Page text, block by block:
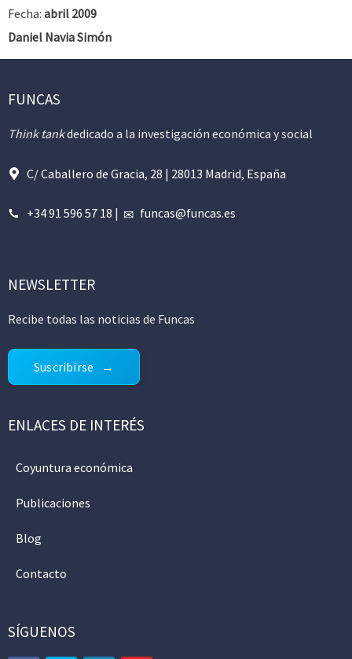
Fecha: abril 2009
Daniel Navia Simón
FUNCAS
Think tankdedicado a la investigación económica y social
C/ Caballero de Gracia, 28 | 28013 Madrid, España
+34 91 596 57 18 | funcas@funcas.es
NEWSLETTER
Recibe todas las noticias de Funcas
Suscribirse
ENLACES DE INTERÉS
Coyuntura económica
Publicaciones
Blog
Contacto
SÍGUENOS